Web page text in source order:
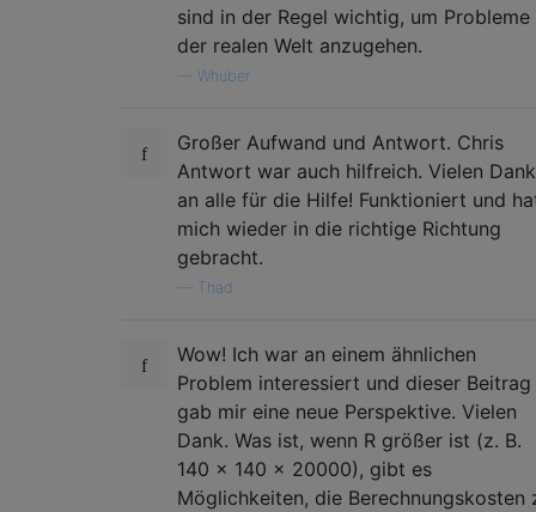
sind in der Regel wichtig, um Probleme
der realen Welt anzugehen.
Whuber
Großer Aufwand und Antwort. Chris
Antwort war auch hilfreich. Vielen Dank
an alle für die Hilfe! Funktioniert und
mich wieder in die richtige Richtung
gebracht.
Thad
Wow! Ich war an einem ähnlichen
Problem interessiert und dieser Beitrag
gab mir eine neue Perspektive. Vielen
Dank. Was ist, wenn R größer ist (z. B.
140 x 140 x 20000), gibt es
Möglichkeiten, die Berechnungskosten